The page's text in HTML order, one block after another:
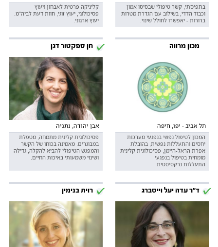
בתפיסתי, קשר טיפולי שבסיסו אמון
וכבוד הדדי, בשילוב עם הגדרת מטרות
ברורות - יאפשרו לחולל שינוי.
קליניקה פרטית לאבחון ויעוץ
פסיכולוגי, יעוץ זוגי, חוות דעת לביה"מ.
יעוץ ארגוני.
מכון מרווה
תל אביב - יפו, חיפה
המכון לטיפול נפשי בנפגעי מערכות
יחסים והתעללות נפשית, בהובלת
אפרת הראל-היימן, פסיכולוגית קלינית
מומחית בטיפול בנפגעי
התעללות נרקסיסטית
חן ספקטור דגן
אבן יהודה, נתניה
פסיכולוגית קלינית מתמחה, מטפלת
במבוגרים. מאמינה בכוחו של הקשר
והמפגש הטיפולי להביא להקלה, גדילה
ושינוי משמעותי באיכות החיים.
ד"ר עדה יעל וייסברג רוית בנימין